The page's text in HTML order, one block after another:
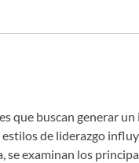
que buscan generar
de liderazgo
examinan los